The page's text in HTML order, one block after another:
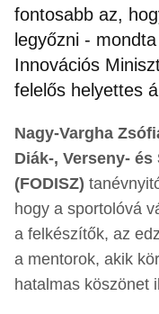
fontosabb az,
legyőzni -
Innovációs
felelős helyettes
Nagy-Vargha
Diák-, Verseny-
(FODISZ)
hogy a sportolóvá
a felkészítők, az
a mentorok, akik
hatalmas köszönet